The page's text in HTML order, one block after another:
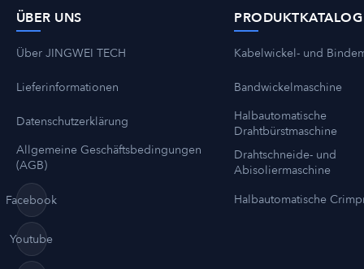
ÜBER UNS
Über JINGWEI TECH
Lieferinformationen
Datenschutzerklärung
Allgemeine Geschäftsbedingungen
(AGB)
Facebook
Youtube
PRODUKTKATALOG
Kabelwickel- und
Bandwickelmaschine
Halbautomatische
Drahtbürstmaschine
Drahtschneide- und
Abisoliermaschine
Halbautomatische